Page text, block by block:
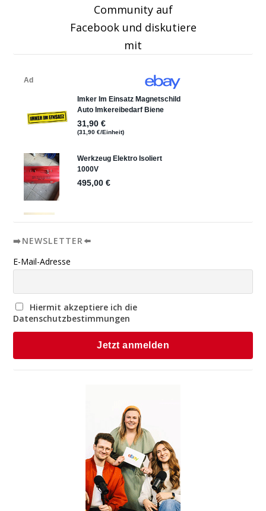
Community auf
Facebook und diskutiere
mit
➡️NEWSLETTER⬅️
E-Mail-Adresse
Hiermit akzeptiere ich die
Datenschutzbestimmungen